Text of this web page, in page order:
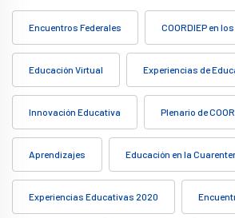
Encuentros Federales COORDIEP en
Educación Virtual Experiencias de
Innovación Educativa Plenario de
Aprendizajes Educación en la
Experiencias Educativas 2020